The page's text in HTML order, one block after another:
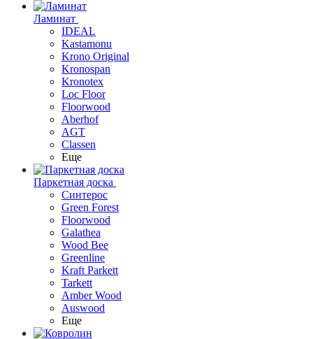
Ламинат
IDEAL
Kastamonu
Krono Original
Kronospan
Kronotex
Loc Floor
Floorwood
Aberhof
AGT
Classen
Еще
Паркетная доска
Синтерос
Green Forest
Floorwood
Galathea
Wood Bee
Greenline
Kraft Parkett
Tarkett
Amber Wood
Auswood
Еще